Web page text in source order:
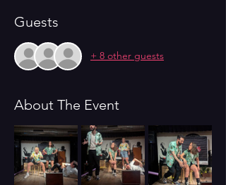
Guests
+ 8 other guests
About The Event